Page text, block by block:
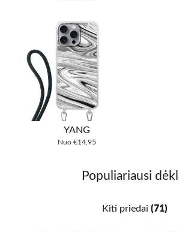
YANG
Nuo€14,95
Populiariausi
Kiti priedai (71)